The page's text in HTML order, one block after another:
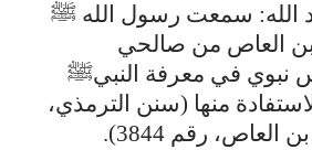
الله: سمعت رسول الله ﷺ
العاص من صالحي
نبوي في معرفة النبيﷺ
منها (سنن الترمذي،
رقم 3844).